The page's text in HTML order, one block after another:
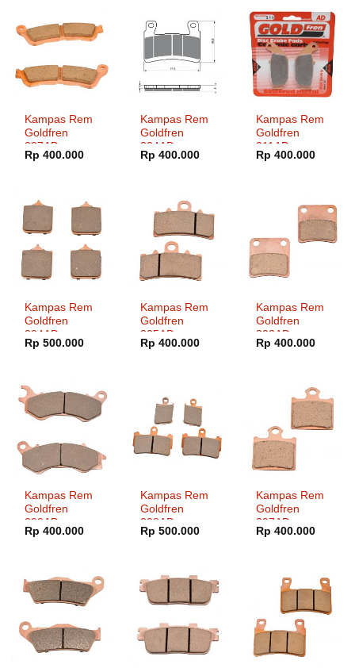
Kampas Rem
Goldfren
327AD
Rp 400.000
Kampas Rem
Goldfren
324AD
Rp 400.000
Kampas Rem
Goldfren
311AD
Rp 400.000
Kampas Rem
Goldfren
304AD
Rp 500.000
Kampas Rem
Goldfren
305AD
Rp 400.000
Kampas Rem
Goldfren
303AD
Rp 400.000
Kampas Rem
Goldfren
299AD
Rp 400.000
Kampas Rem
Goldfren
298AD
Rp 500.000
Kampas Rem
Goldfren
297AD
Rp 400.000